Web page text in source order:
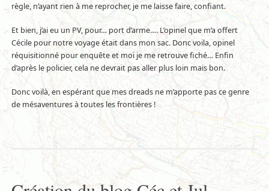
règle, n’ayant rien à me reprocher, je me laisse faire, confiant.
Et bien, j’ai eu un PV, pour… port d’arme…. L’opinel que m’a offert
Cécile pour notre voyage était dans mon sac. Donc voila, opinel
réquisitionné pour enquête et moi je me retrouve fiché… Enfin
d’après le policier, cela ne devrait pas aller plus loin mais bon.
Donc voilà, en espérant que mes dreads ne m’apporte pas ce genre
de mésaventures à toutes les frontières !